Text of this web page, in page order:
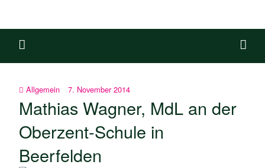
Allgemein 7. November 2014
Mathias Wagner, MdL an der
Oberzent-Schule in
Beerfelden